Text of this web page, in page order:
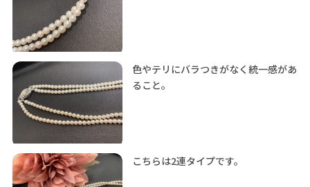
色やテリにバラつきがなく統一感があ
ること。
こちらは2連タイプです。